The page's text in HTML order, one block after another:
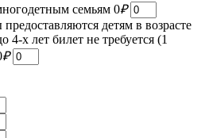
семьям 0₽
детям в возрасте
4-х лет билет не требуется (1
₽